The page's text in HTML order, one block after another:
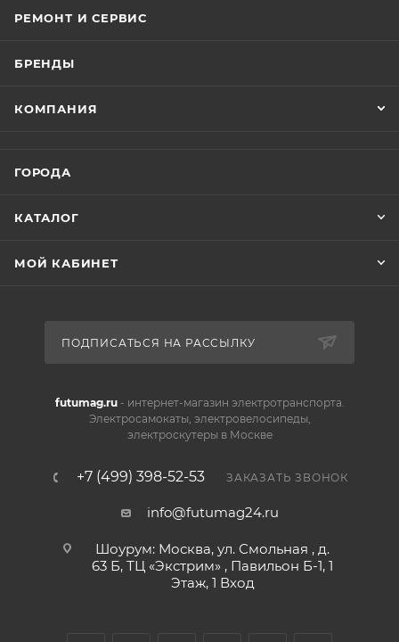
РЕМОНТ И СЕРВИС
БРЕНДЫ
КОМПАНИЯ
ГОРОДА
КАТАЛОГ
МОЙ КАБИНЕТ
ПОДПИСАТЬСЯ НА РАССЫЛКУ
futumag.ru- интернет-магазин электротранспорта.
Электросамокаты, электровелосипеды,
электроскутеры в Москве
+7 (499) 398-52-53 ЗАКАЗАТЬ ЗВОНОК
info@futumag24.ru
Шоурум: Москва, ул. Смольная , д.
63 Б, ТЦ «Экстрим» , Павильон Б-1, 1
Этаж, 1 Вход